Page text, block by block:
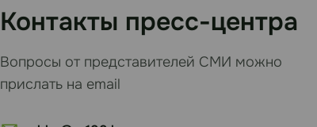
Контакты пресс-центра
Вопросы от представителей СМИ можно
прислать на email